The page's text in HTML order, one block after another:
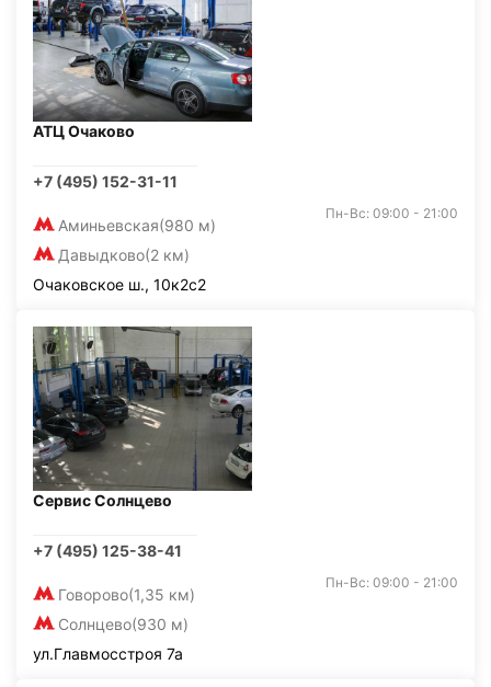
АТЦ Очаково
+7 (495) 152-31-11
Аминьевская(980 м)
Давыдково(2 км)
Пн-Вс: 09:00 - 21:00
Очаковское ш., 10к2с2
Сервис Солнцево
+7 (495) 125-38-41
Говорово(1,35 км)
Солнцево(930 м)
Пн-Вс: 09:00 - 21:00
ул.Главмосстроя 7а